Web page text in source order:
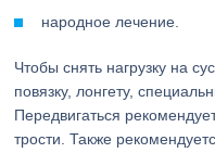
народное лечение.
Чтобы снять нагрузку на
повязку, лонгету,
Передвигаться
трости. Также